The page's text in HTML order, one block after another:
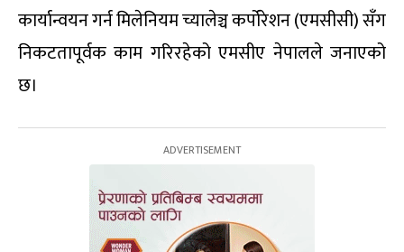
कार्यान्वयन गर्न मिलेनियम च्यालेञ्च कर्पोरेशन (एमसीसी) सँग
निकटतापूर्वक काम गरिरहेको एमसीए नेपालले जनाएको
छ।